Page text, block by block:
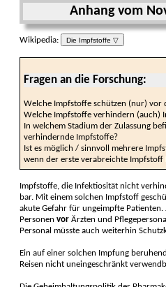
Anhang vom
Wikipedia: Die Impfstoffe ▽
Fragen an die Forschung:
Welche Impf­stoffe schützen (nur) vor
Welche Impf­stoffe ver­hindern (auch)
In welchem Stadium der Zulassung
verhindernde Impf­stoffe?
Ist es möglich / sinn­voll mehrere
wenn der erste verabreichte
Impf­stoffe, die Infek­tiosi­tät nicht
bar. Mit einem solchen Impf­stoff
akute Gefahr für unge­impfte Patien­ten.
Per­sonen vor Ärzten und
Perso­nal müsste auch weiter­hin
Ein auf einer solchen Imp­fung
Reisen nicht uneingeschränkt